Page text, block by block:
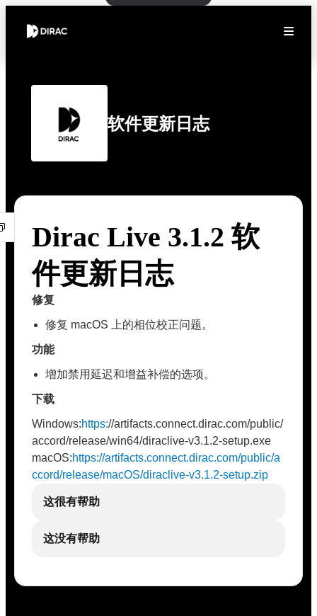
软件更新日志
Dirac Live 3.1.2 软
件更新日志
修复
修复 macOS 上的相位校正问题。
功能
增加禁用延迟和增益补偿的选项。
下载
Windows:https://artifacts.connect.dirac.com/public/
accord/release/win64/diraclive-v3.1.2-setup.exe
macOS:https://artifacts.connect.dirac.com/public/a
ccord/release/macOS/diraclive-v3.1.2-setup.zip
这很有帮助
这没有帮助